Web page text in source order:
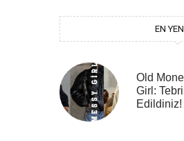
EN
Old
Girl:
Edildiniz!